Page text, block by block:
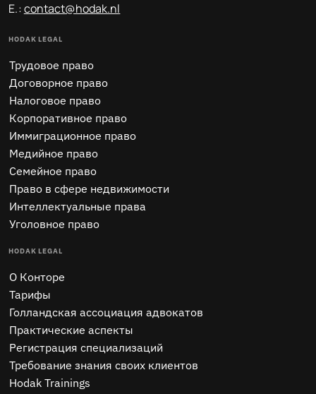
E.:contact@hodak.nl
HODAK LEGAL
Трудовое право
Договорное право
Налоговое право
Корпоративное право
Иммиграционное право
Медийное право
Семейное право
Право в сфере недвижимости
Интеллектуальные права
Уголовное право
HODAK LEGAL
O Конторе
Тарифы
Голландская ассоциация адвокатов
Практические аспекты
Регистрация специализаций
Требование знания своих клиентов
Hodak Trainings